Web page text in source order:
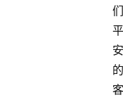
们
平
安
的
客